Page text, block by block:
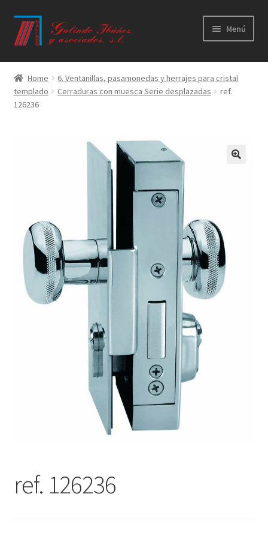
Ir
a
Ir
al
Menú
Principal
Productos
Contacto
Trabaja con nosotros
Home
6. Ventanillas, pasamonedas y herrajes para cristal
templado
Cerraduras con muesca Serie desplazadas
ref.
126236
ref. 126236